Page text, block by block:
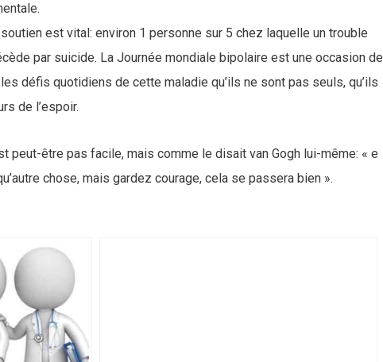
est vital: environ 1 personne sur 5 chez laquelle un trouble
par suicide. La Journée mondiale bipolaire est une occasion de
défis quotidiens de cette maladie qu’ils ne sont pas seuls, qu’ils
de l’espoir.
peut-être pas facile, mais comme le disait van Gogh lui-même: « e
chose, mais gardez courage, cela se passera bien ».